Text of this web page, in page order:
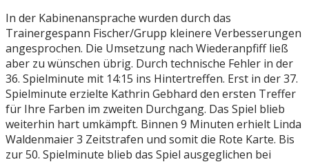
In der Kabinenansprache wurden durch das
Trainergespann Fischer/Grupp kleinere Verbesserungen
angesprochen. Die Umsetzung nach Wiederanpfiff ließ
aber zu wünschen übrig. Durch technische Fehler in der
36. Spielminute mit 14:15 ins Hintertreffen. Erst in der 37.
Spielminute erzielte Kathrin Gebhard den ersten Treffer
für Ihre Farben im zweiten Durchgang. Das Spiel blieb
weiterhin hart umkämpft. Binnen 9 Minuten erhielt Linda
Waldenmaier 3 Zeitstrafen und somit die Rote Karte. Bis
zur 50. Spielminute blieb das Spiel ausgeglichen bei